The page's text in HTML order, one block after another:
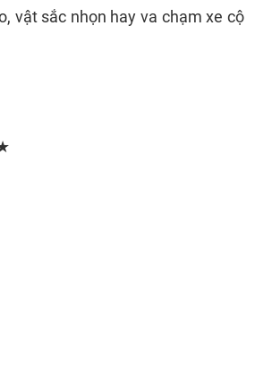
vật sắc nhọn hay va chạm xe cộ